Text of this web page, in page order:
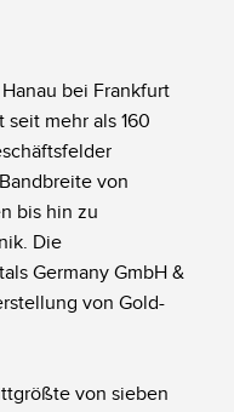
bei Frankfurt
mehr als 160
von
bis hin zu
Die
Germany GmbH &
von Gold-
von sieben